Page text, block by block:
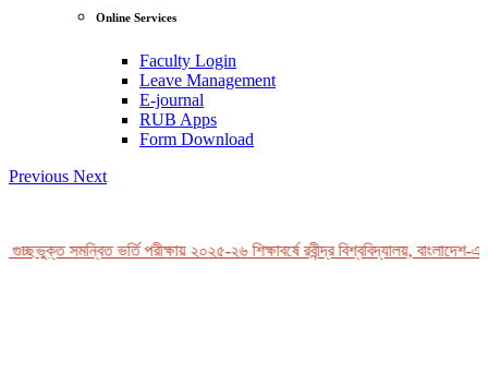
Online Services
Faculty Login
Leave Management
E-journal
RUB Apps
Form Download
Previous Next
সমন্বিত ভর্তি পরীক্ষায় ২০২৫-২৬ শিক্ষাবর্ষে রবীন্দ্র বিশ্ববিদ্যালয়, বাংলাদেশ-